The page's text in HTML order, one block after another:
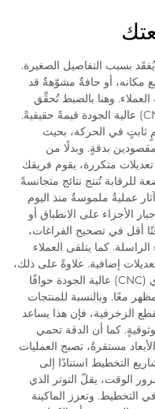
بسبب التفاصيل الصغيرة.
مكانه، أو حافةٌ مشوّهةٌ قد
وهنا بالضبط تُحقِّق
ماكينة قص الليزر ذات التحكم العددي (CNC) عالية الجودة قيمةً حقيقيةً.
ثابتٍ في الحركة، بحيث
بدقةٍ. وبدلًا من
تعديلات متكررة، يقوم فريقك
تُنتج نتائج متجانسةً
عمليةٌ ملموسةٌ منذ اليوم
الأجزاء على الانطباق أو
أقل في تصحيح الفراغات،
كما يتلقى العملاء
إضافية. علاوةً على ذلك،
تدعم ماكينة قص الليزر ذات التحكم العددي (CNC) عالية الجودة حوافًا
معًا. وبالنسبة للمنتجات
الزخرفية، فإن هذا يساعد
كما أن الدقة تحمي
مستقرةً، تصبح العمليات
التخطيط استنادًا إلى
الوقت، يقلّ التوتر الذي
التخطيط. وتعزز الماكينة